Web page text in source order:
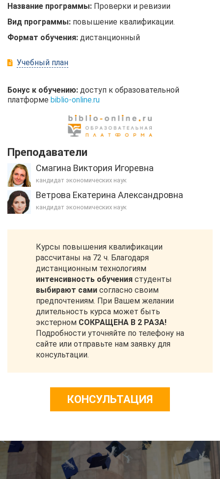
Название программы: Проверки и ревизии
Вид программы: повышение квалификации.
Формат обучения: дистанционный
Учебный план
Бонус к обучению: доступ к образовательной
платформе biblio-online.ru
Преподаватели
Смагина Виктория Игоревна
кандидат экономических наук
Ветрова Екатерина Александровна
кандидат экономических наук
Курсы повышения квалификации
рассчитаны на 72 ч. Благодаря
дистанционным технологиям
интенсивность обучения студенты
выбирают сами согласно своим
предпочтениям. При Вашем желании
длительность курса может быть
экстерном СОКРАЩЕНА В 2 РАЗА!
Подробности уточняйте по телефону на
сайте или отправьте нам заявку для
консультации.
КОНСУЛЬТАЦИЯ